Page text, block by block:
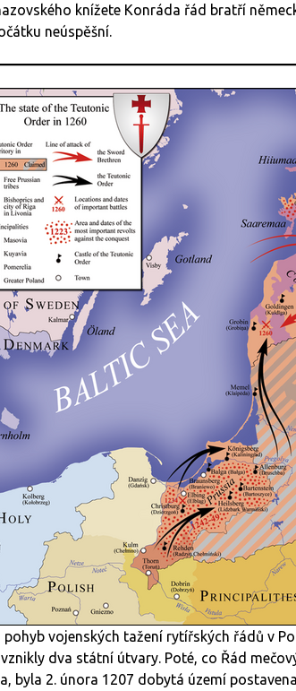
knížete Konráda řád bratří
neúspěšní.
pohyb vojenských tažení rytířských řádů v
dva státní útvary. Poté, co Řád
byla 2. února 1207 dobytá území